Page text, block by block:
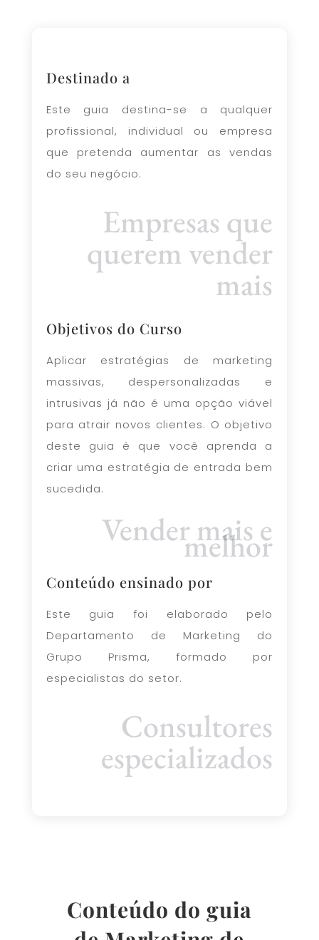
Destinado a
Este guia destina-se a qualquer
profissional, individual ou empresa
que pretenda aumentar as vendas
do seu negócio.
Empresas que
querem vender
mais
Objetivos do Curso
Aplicar estratégias de marketing
massivas, despersonalizadas e
intrusivas já não é uma opção viável
para atrair novos clientes. O objetivo
deste guia é que você aprenda a
criar uma estratégia de entrada bem
sucedida.
Vender mais e
melhor
Conteúdo ensinado por
Este guia foi elaborado pelo
Departamento de Marketing do
Grupo Prisma, formado por
especialistas do setor.
Consultores
especializados
Conteúdo do guia